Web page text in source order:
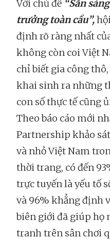
Với chủ đề “Sẵn
trưởng toàn cầu”,
định rõ ràng nhất
không còn coi Việt
chỉ biết gia công
khai sinh ra những
con số thực tế cũng
Theo báo cáo mới
Partnership khảo
và nhỏ Việt Nam
thời trang, có đến
trực tuyến là yếu tố
và 96% khẳng định
biên giới đã giúp họ
tranh trên sân chơi